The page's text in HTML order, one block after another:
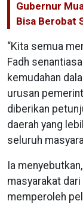
Gubernur
Bisa Berobat
“Kita semua
Fadh
kemudahan
urusan
diberikan
daerah yang
seluruh
Ia
masyarakat
memperoleh